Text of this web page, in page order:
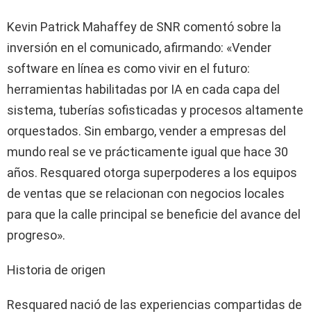
Kevin Patrick Mahaffey de SNR comentó sobre la
inversión en el comunicado, afirmando: «Vender
software en línea es como vivir en el futuro:
herramientas habilitadas por IA en cada capa del
sistema, tuberías sofisticadas y procesos altamente
orquestados. Sin embargo, vender a empresas del
mundo real se ve prácticamente igual que hace 30
años. Resquared otorga superpoderes a los equipos
de ventas que se relacionan con negocios locales
para que la calle principal se beneficie del avance del
progreso».
Historia de origen
Resquared nació de las experiencias compartidas de